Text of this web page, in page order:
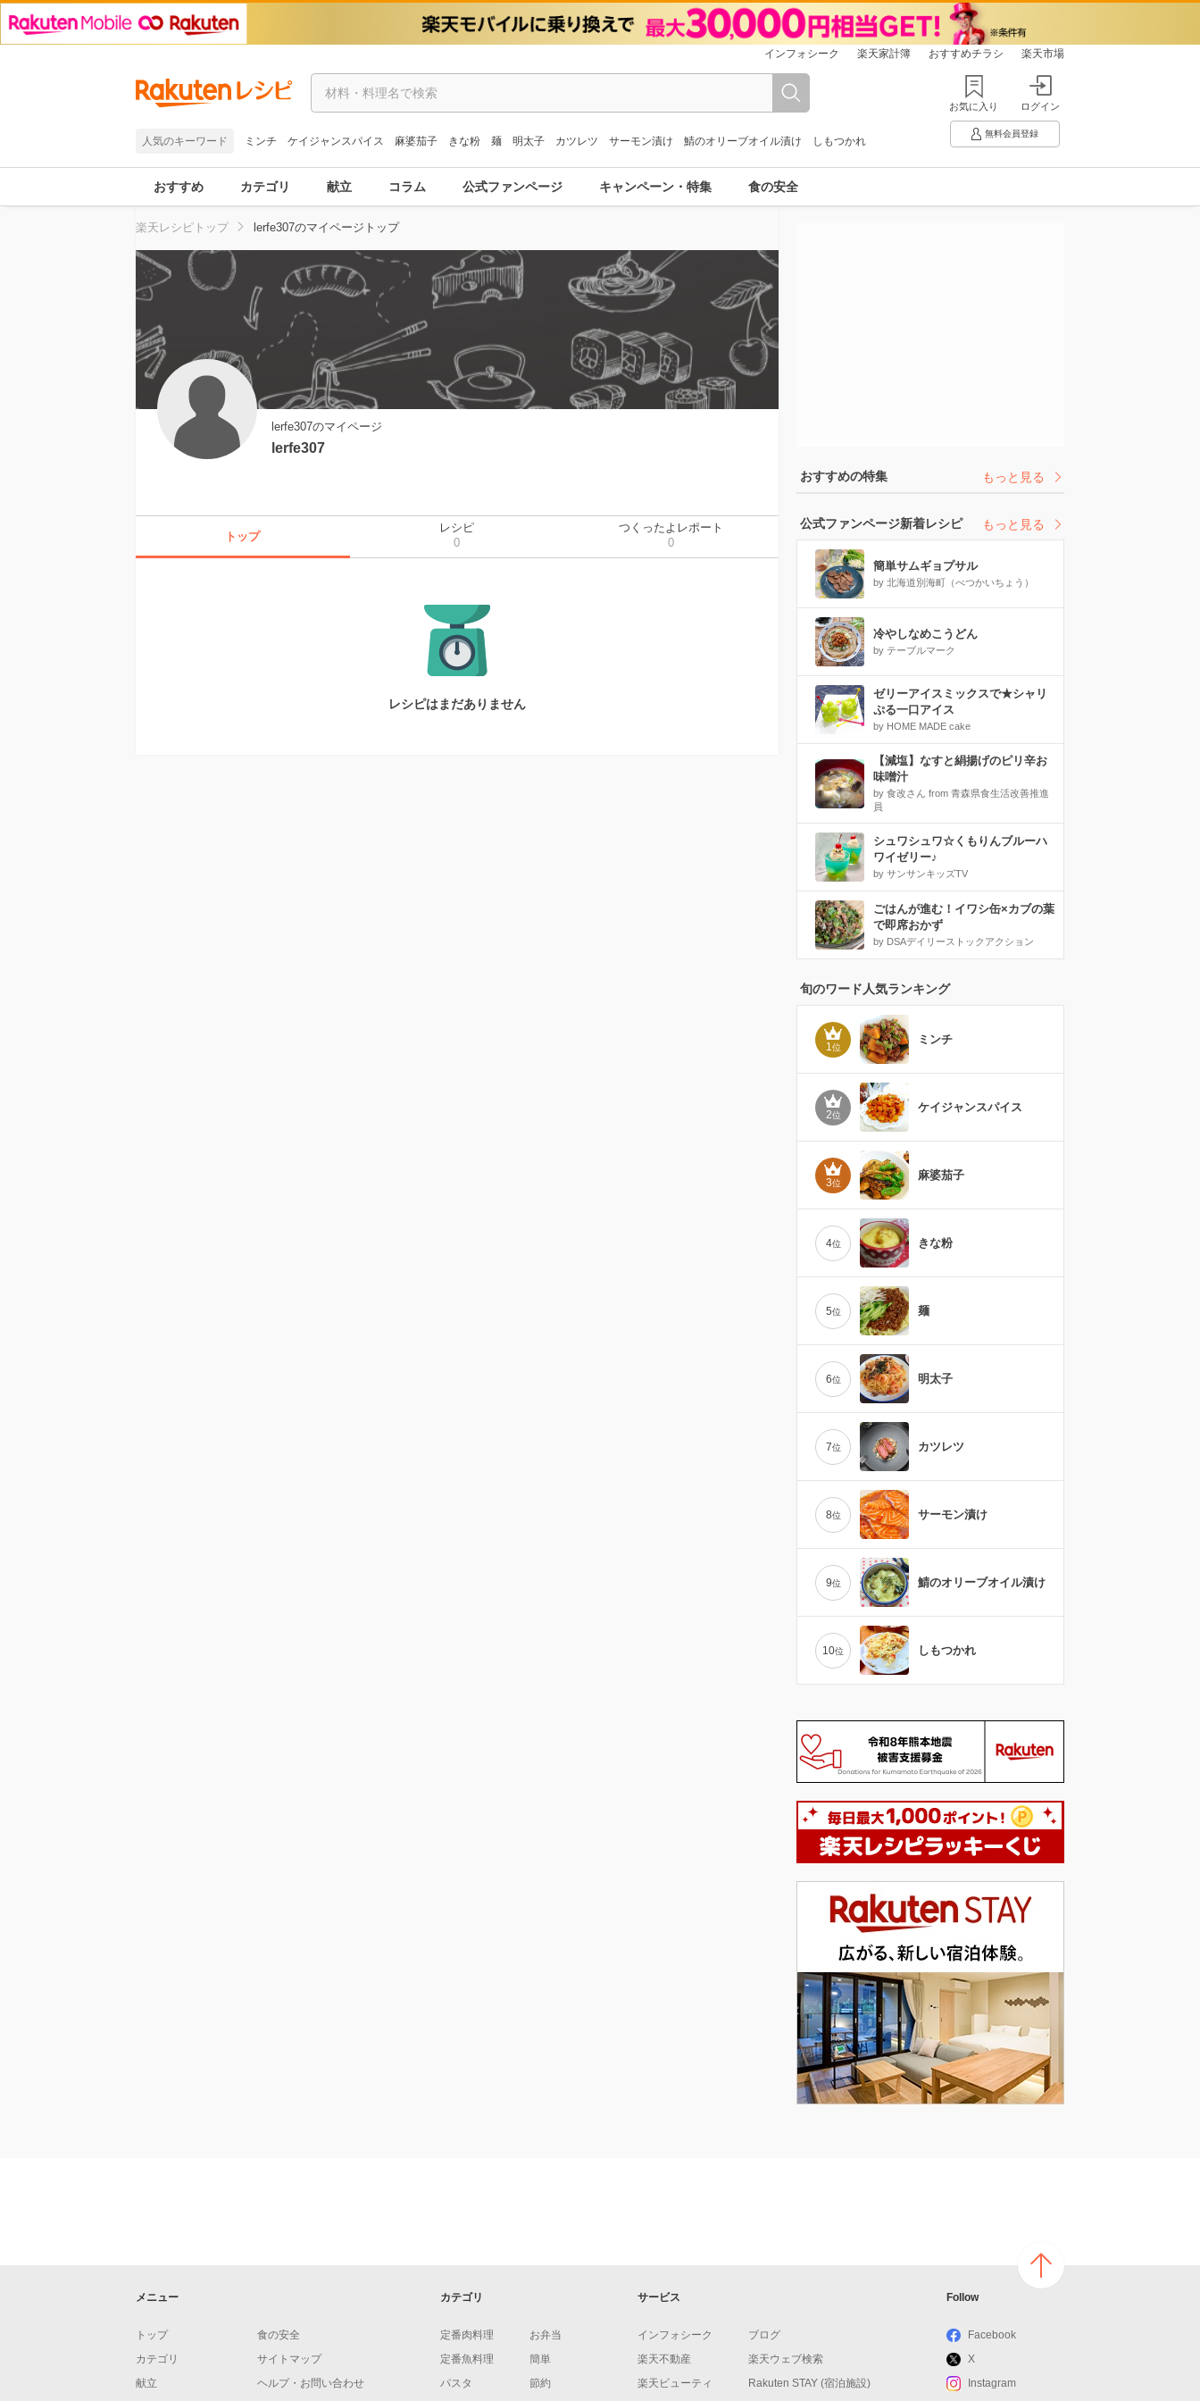
インフォシーク 楽天家計簿 おすすめチラシ 楽天市場
人気のキーワード ミンチ ケイジャンスパイス 麻婆茄子 きな粉 麺 明太子 カツレツ サーモン漬け 鯖のオリーブオイル漬け しもつかれ
お気に入り ログイン
無料会員登録
おすすめ カテゴリ 献立 コラム 公式ファンページ キャンペーン・特集 食の安全
楽天レシピトップ lerfe307のマイページトップ
lerfe307のマイページ
lerfe307
トップ
レシピ
0
つくったよレポート
0
レシピはまだありません
おすすめの特集 もっと見る
公式ファンページ新着レシピ もっと見る
簡単サムギョプサル
by 北海道別海町（べつかいちょう）
冷やしなめこうどん
by テーブルマーク
ゼリーアイスミックスで★シャリ
ぷる一口アイス
by HOME MADE cake
【減塩】なすと絹揚げのピリ辛お
味噌汁
by 食改さん from 青森県食生活改善推進
員
シュワシュワ☆くもりんブルーハ
ワイゼリー♪
by サンサンキッズTV
ごはんが進む！イワシ缶×カブの葉
で即席おかず
by DSAデイリーストックアクション
旬のワード人気ランキング
1位
ミンチ
2位
ケイジャンスパイス
3位
麻婆茄子
4位 きな粉
5位 麺
6位 明太子
7位 カツレツ
8位 サーモン漬け
9位 鯖のオリーブオイル漬け
10位 しもつかれ
メニュー
トップ
カテゴリ
献立
食の安全
サイトマップ
ヘルプ・お問い合わせ
カテゴリ
定番肉料理
定番魚料理
パスタ
お弁当
簡単
節約
サービス
インフォシーク
楽天不動産
楽天ビューティ
ブログ
楽天ウェブ検索
Rakuten STAY (宿泊施設)
Follow
Facebook
X
Instagram